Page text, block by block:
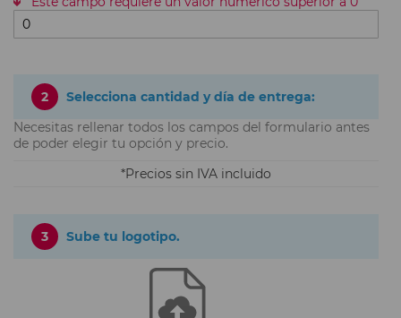
2
Selecciona cantidad y día de entrega:
Necesitas rellenar todos los campos del formulario antes
de poder elegir tu opción y precio.
Precios sin IVA incluido
3 Sube tu logotipo.